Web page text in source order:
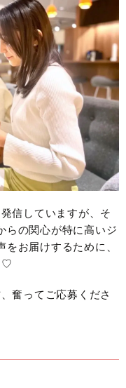
信していますが、そ
らの関心が特に高いジ
お届けするために、
♡
奮ってご応募くださ